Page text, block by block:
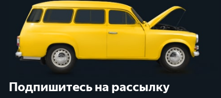
Подпишитесь на рассылку